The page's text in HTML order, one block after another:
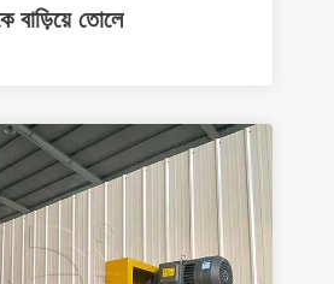
বাড়িয়ে তোলে